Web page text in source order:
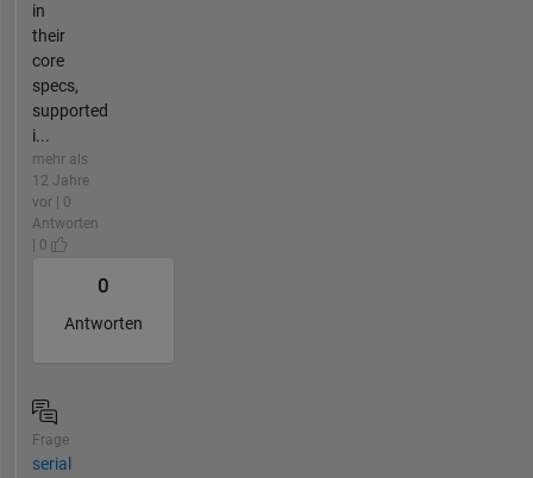
in
their
core
specs,
supported
i...
mehr als
12 Jahre
vor | 0
Antworten
| 0
0
Antworten
Frage
serial